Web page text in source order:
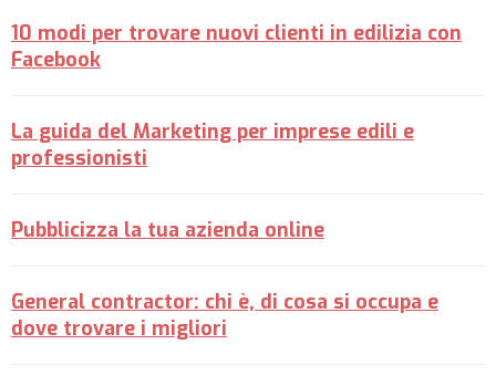
10 modi per trovare nuovi clienti in edilizia con
Facebook
La guida del Marketing per imprese edili e
professionisti
Pubblicizza la tua azienda online
General contractor: chi è, di cosa si occupa e
dove trovare i migliori